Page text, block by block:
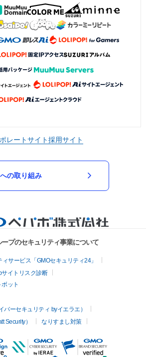
レートサイト採用サイト
の取り組み
プのセキュリティ事業について
サービス「GMOセキュリティ24」
サイトリスク診断
ット
ーセキュリティ byイエラエ）
Security）
なりすまし対策